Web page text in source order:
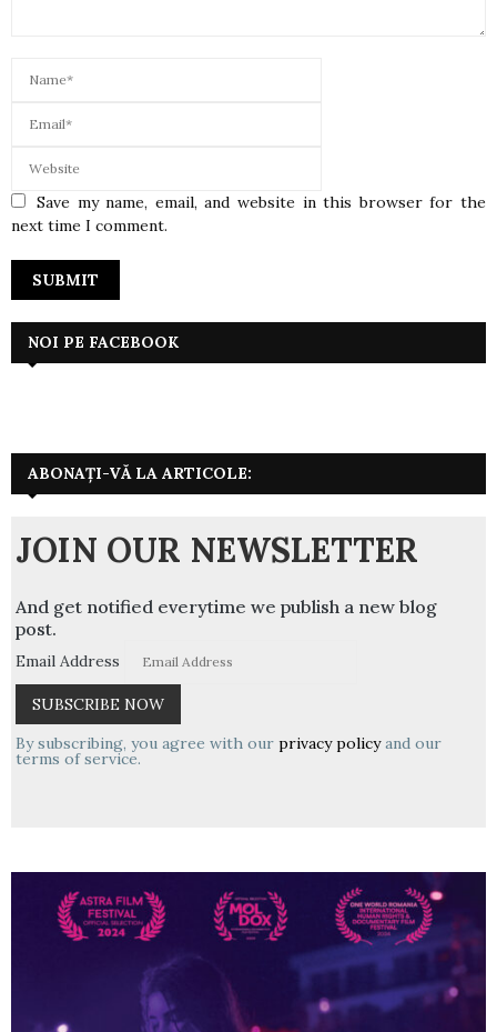
Save my name, email, and website in this browser for the
next time I comment.
NOI PE FACEBOOK
ABONAȚI-VĂ LA ARTICOLE:
JOIN OUR NEWSLETTER
And get notified everytime we publish a new blog
post.
Email Address
By subscribing, you agree with our privacy policyand our
terms of service.